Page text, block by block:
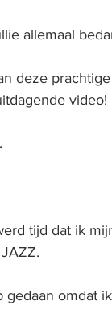
allemaal
deze
video!
tijd dat ik
omdat